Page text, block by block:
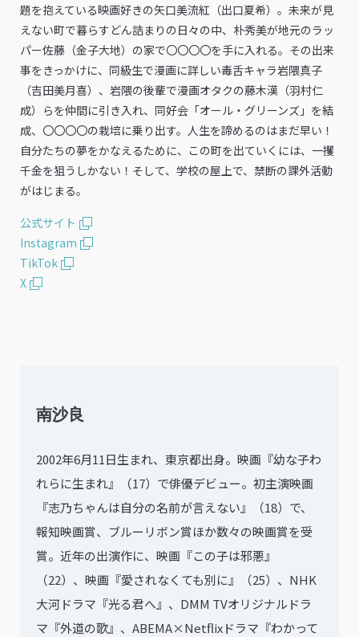
題を抱えている映画好きの矢口美流紅（出口夏希）。未来が見
えない町で暮らすどん詰まりの日々の中、朴秀美が地元のラッ
パー佐藤（金子大地）の家で〇〇〇〇を手に入れる。その出来
事をきっかけに、同級生で漫画に詳しい毒舌キャラ岩隈真子
（吉田美月喜）、岩隈の後輩で漫画オタクの藤木漢（羽村仁
成）らを仲間に引き入れ、同好会「オール・グリーンズ」を結
成、〇〇〇〇の栽培に乗り出す。人生を諦めるのはまだ早い！
自分たちの夢をかなえるために、この町を出ていくには、一攫
千金を狙うしかない！そして、学校の屋上で、禁断の課外活動
がはじまる。
公式サイト
Instagram
TikTok
X
南沙良
2002年6月11日生まれ、東京都出身。映画『幼な子わ
れらに生まれ』（17）で俳優デビュー。初主演映画
『志乃ちゃんは自分の名前が言えない』（18）で、
報知映画賞、ブルーリボン賞ほか数々の映画賞を受
賞。近年の出演作に、映画『この子は邪悪』
（22）、映画『愛されなくても別に』（25）、NHK
大河ドラマ『光る君へ』、DMM TVオリジナルドラ
マ『外道の歌』、ABEMA×Netflixドラマ『わかって